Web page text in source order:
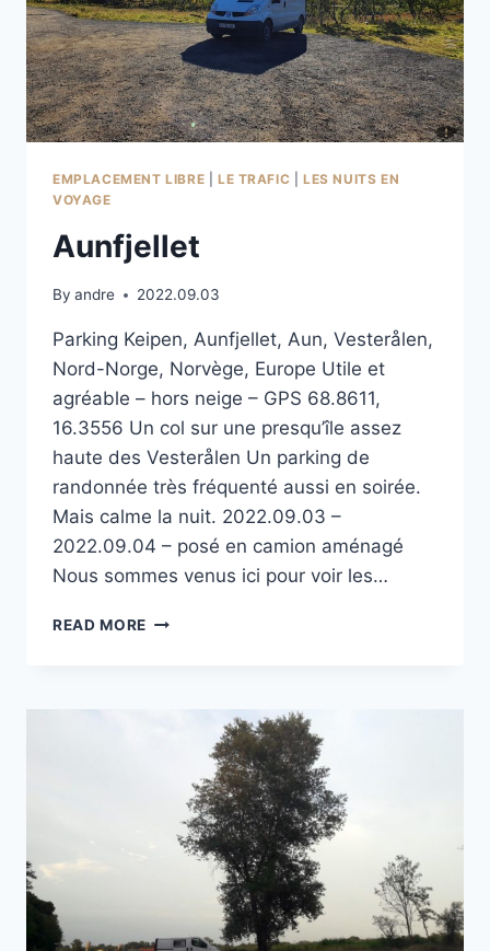
EMPLACEMENT LIBRE LE TRAFIC |LES NUITS EN
VOYAGE
Aunfjellet
By andre 2022.09.03
Parking Keipen, Aunfjellet, Aun, Vesterålen,
Nord-Norge, Norvège, Europe Utile et
agréable – hors neige – GPS 68.8611,
16.3556 Un col sur une presqu’île assez
haute des Vesterålen Un parking de
randonnée très fréquenté aussi en soirée.
Mais calme la nuit. 2022.09.03 –
2022.09.04 – posé en camion aménagé
Nous sommes venus ici pour voir les…
READ MORE AUNFJELLET